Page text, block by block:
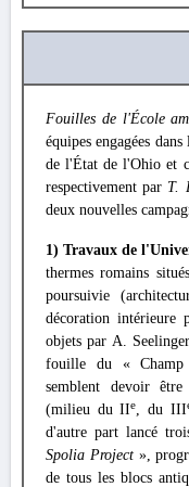
Fouilles de l'École
équipes engagées
de l'État de l'Ohio et
respectivement par T.
deux nouvelles
1) Travaux de
thermes romains
poursuivie
décoration intérieure
objets par A.
fouille du « Champ
semblent devoir être
(milieu du IIe, du III
d'autre part lancé
Spolia Project»,
de tous les blocs